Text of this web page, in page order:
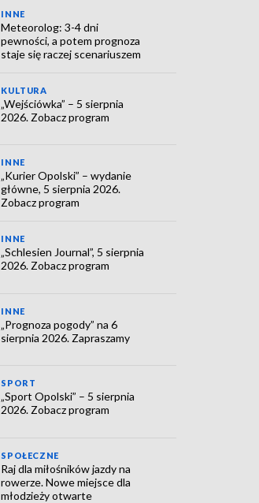
INNE
Meteorolog: 3-4 dni
pewności, a potem prognoza
staje się raczej scenariuszem
KULTURA
„Wejściówka” – 5 sierpnia
2026. Zobacz program
INNE
„Kurier Opolski” – wydanie
główne, 5 sierpnia 2026.
Zobacz program
INNE
„Schlesien Journal”, 5 sierpnia
2026. Zobacz program
INNE
„Prognoza pogody” na 6
sierpnia 2026. Zapraszamy
SPORT
„Sport Opolski” – 5 sierpnia
2026. Zobacz program
SPOŁECZNE
Raj dla miłośników jazdy na
rowerze. Nowe miejsce dla
młodzieży otwarte